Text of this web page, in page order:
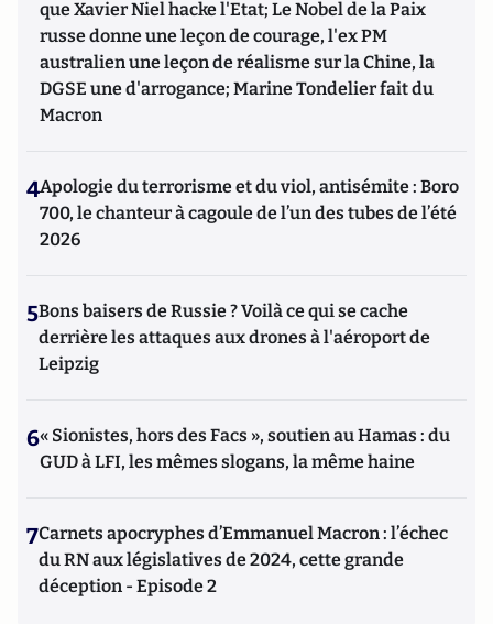
que Xavier Niel hacke l'Etat; Le Nobel de la Paix
russe donne une leçon de courage, l'ex PM
australien une leçon de réalisme sur la Chine, la
DGSE une d'arrogance; Marine Tondelier fait du
Macron
4Apologie du terrorisme et du viol, antisémite : Boro
700, le chanteur à cagoule de l’un des tubes de l’été
2026
5Bons baisers de Russie ? Voilà ce qui se cache
derrière les attaques aux drones à l'aéroport de
Leipzig
6« Sionistes, hors des Facs », soutien au Hamas : du
GUD à LFI, les mêmes slogans, la même haine
7Carnets apocryphes d’Emmanuel Macron : l’échec
du RN aux législatives de 2024, cette grande
déception - Episode 2